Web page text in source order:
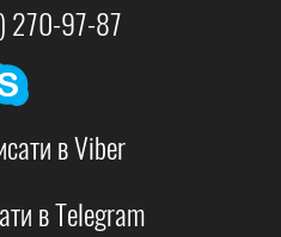
270-97-87
в Viber
в Telegram